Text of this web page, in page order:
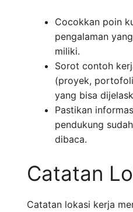
Cocokkan poin
pengalaman
miliki.
Sorot contoh
(proyek,
yang bisa
Pastikan
pendukung
dibaca.
Catatan
Catatan lokasi kerja